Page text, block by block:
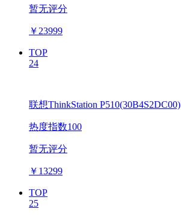
暂无评分
￥ 23999
TOP
24
联想ThinkStation P510(30B4S2DC00)
热度指数100
暂无评分
￥ 13299
TOP
25